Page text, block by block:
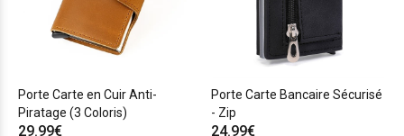
Porte Carte en Cuir Anti-
Piratage (3 Coloris)
29.99€
Porte Carte Bancaire Sécurisé
- Zip
24.99€